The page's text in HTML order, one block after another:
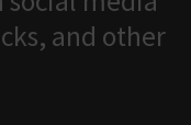
and other